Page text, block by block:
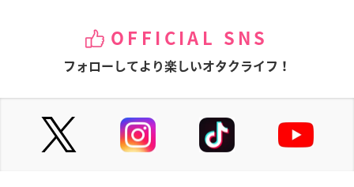
OFFICIAL SNS
フォローしてより楽しいオタクライフ！